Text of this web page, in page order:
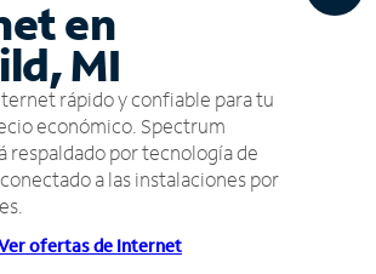
en
MI
rápido y confiable para tu
económico. Spectrum
respaldado por tecnología de
a las instalaciones por
ofertas de Internet